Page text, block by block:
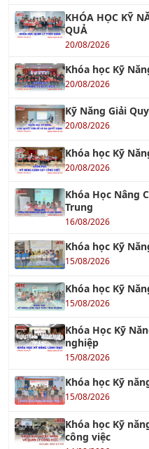
KHÓA HỌC KỸ
QUẢ
20/08/2026
Khóa học Kỹ
20/08/2026
Kỹ Năng Giải
20/08/2026
Khóa học Kỹ
20/08/2026
Khóa Học Nâng
Trung
16/08/2026
Khóa học Kỹ
15/08/2026
Khóa học Kỹ
15/08/2026
Khóa Học Kỹ
nghiệp
15/08/2026
Khóa học Kỹ
15/08/2026
Khóa học Kỹ
công việc